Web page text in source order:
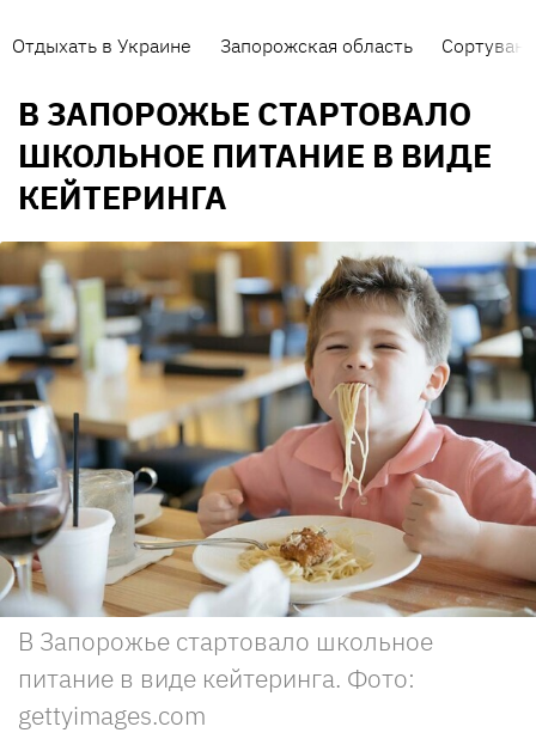
Отдыхать в Украине Запорожская область
В ЗАПОРОЖЬЕ СТАРТОВАЛО
ШКОЛЬНОЕ ПИТАНИЕ В ВИДЕ
КЕЙТЕРИНГА
В Запорожье стартовало школьное
питание в виде кейтеринга. Фото:
gettyimages.com